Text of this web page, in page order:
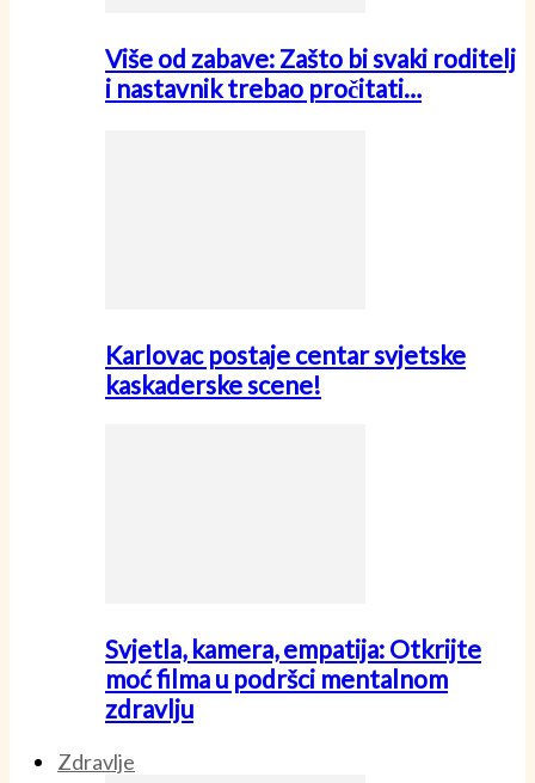
Više od zabave: Zašto bi svaki roditelj
i nastavnik trebao pročitati…
Karlovac postaje centar svjetske
kaskaderske scene!
Svjetla, kamera, empatija: Otkrijte
moć filma u podršci mentalnom
zdravlju
Zdravlje